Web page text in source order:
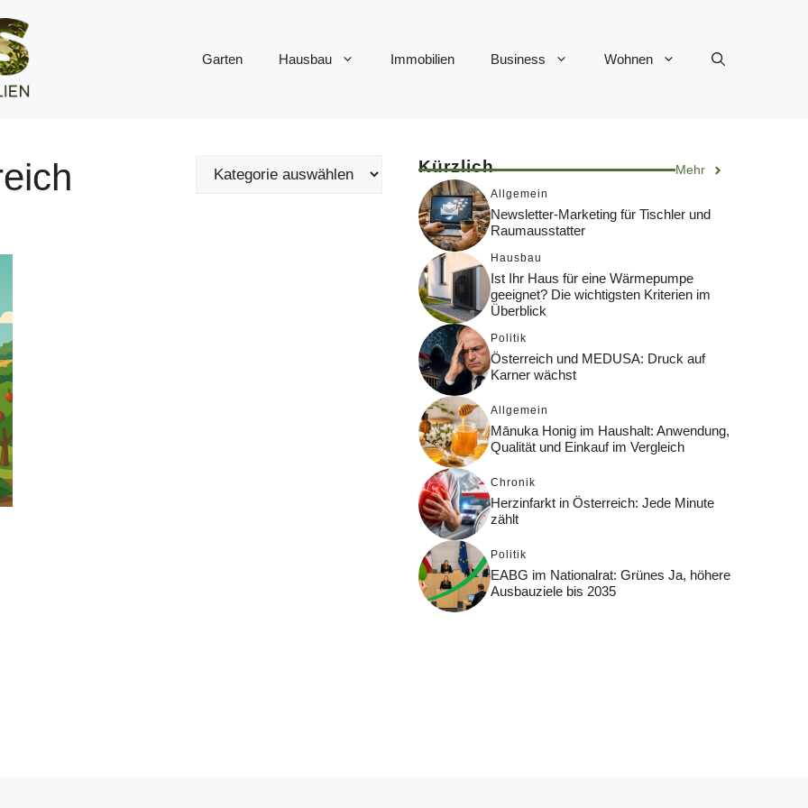
Garten Hausbau Immobilien Business Wohnen
Kürzlich Mehr
Allgemein
Newsletter-Marketing für Tischler und
Raumausstatter
Hausbau
Ist Ihr Haus für eine Wärmepumpe
geeignet? Die wichtigsten Kriterien im
Überblick
Politik
Österreich und MEDUSA: Druck auf
Karner wächst
Allgemein
Mānuka Honig im Haushalt: Anwendung,
Qualität und Einkauf im Vergleich
Chronik
Herzinfarkt in Österreich: Jede Minute
zählt
Politik
EABG im Nationalrat: Grünes Ja, höhere
Ausbauziele bis 2035